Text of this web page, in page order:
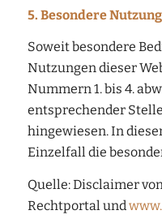
5. Besondere
Soweit besondere
Nutzungen dieser
Nummern 1. bis 4.
entsprechender
hingewiesen. In
Einzelfall die
Quelle: Disclaimer
Rechtportal und